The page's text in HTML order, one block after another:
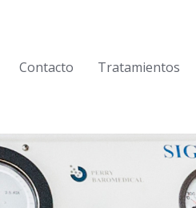
Contacto Tratamientos